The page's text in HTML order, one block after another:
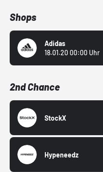
Shops
Adidas
18.01.20 00:00 Uhr
2nd Chance
StockX
Hypeneedz